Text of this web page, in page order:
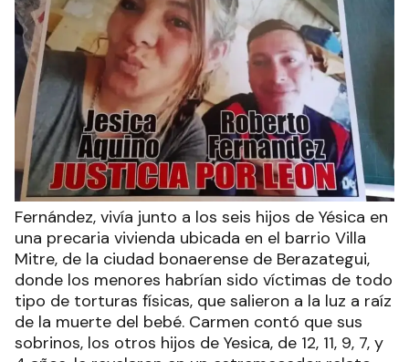
Fernández, vivía junto a los seis hijos de Yésica en
una precaria vivienda ubicada en el barrio Villa
Mitre, de la ciudad bonaerense de Berazategui,
donde los menores habrían sido víctimas de todo
tipo de torturas físicas, que salieron a la luz a raíz
de la muerte del bebé. Carmen contó que sus
sobrinos, los otros hijos de Yesica, de 12, 11, 9, 7, y